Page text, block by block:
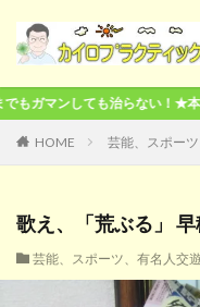
い！★本気で治したいならこ
HOME 芸能、スポー
歌え、「荒ぶる」
芸能、スポーツ、有名人交